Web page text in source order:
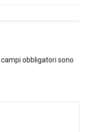
I campi obbligatori sono